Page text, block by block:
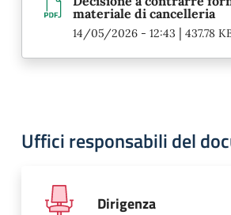
materiale di cancelleria
14/05/2026 - 12:43 | 437.78
Uffici responsabili del
Dirigenza